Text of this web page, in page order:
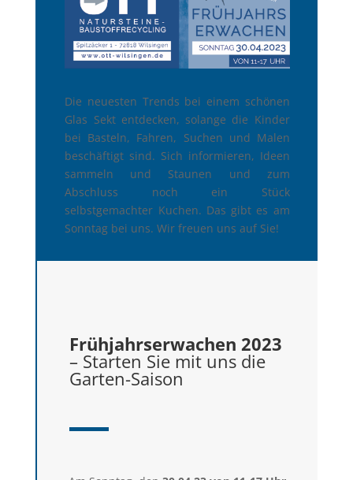
Die neuesten Trends bei einem schönen
Glas Sekt entdecken, solange die Kinder
bei Basteln, Fahren, Suchen und Malen
beschäftigt sind. Sich informieren, Ideen
sammeln und Staunen und zum
Abschluss noch ein Stück
selbstgemachter Kuchen. Das gibt es am
Sonntag bei uns. Wir freuen uns auf Sie!
Frühjahrserwachen 2023
– Starten Sie mit uns die
Garten-Saison